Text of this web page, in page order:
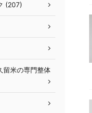
(207)
留米の専門整体